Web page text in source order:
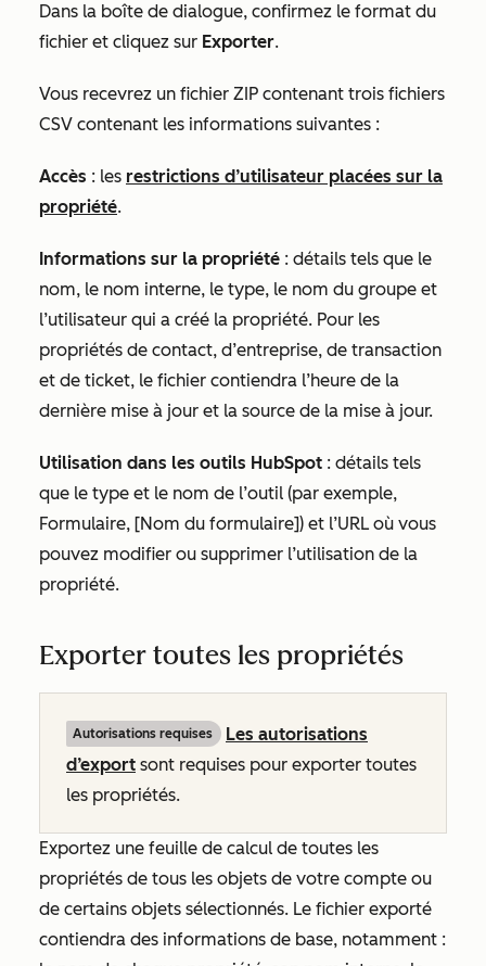
Dans la boîte de dialogue, confirmez le format du
fichier et cliquez sur Exporter.
Vous recevrez un fichier ZIP contenant trois fichiers
CSV contenant les informations suivantes :
Accès : les restrictions d’utilisateur placées sur la
propriété.
Informations sur la propriété : détails tels que le
nom, le nom interne, le type, le nom du groupe et
l’utilisateur qui a créé la propriété. Pour les
propriétés de contact, d’entreprise, de transaction
et de ticket, le fichier contiendra l’heure de la
dernière mise à jour et la source de la mise à jour.
Utilisation dans les outils HubSpot : détails tels
que le type et le nom de l’outil (par exemple,
Formulaire, [Nom du formulaire]) et l’URL où vous
pouvez modifier ou supprimer l’utilisation de la
propriété.
Exporter toutes les propriétés
Autorisations requises
Les autorisations
d’export sont requises pour exporter toutes
les propriétés.
Exportez une feuille de calcul de toutes les
propriétés de tous les objets de votre compte ou
de certains objets sélectionnés. Le fichier exporté
contiendra des informations de base, notamment :